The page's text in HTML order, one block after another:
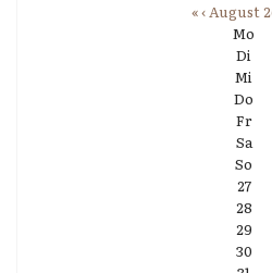
«‹August
Mo
Di
Mi
Do
Fr
Sa
So
27
28
29
30